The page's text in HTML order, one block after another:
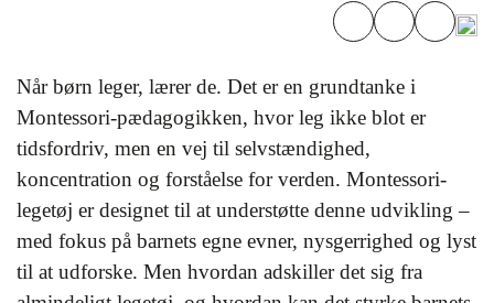
Når børn leger, lærer de. Det er en grundtanke i
Montessori-pædagogikken, hvor leg ikke blot er
tidsfordriv, men en vej til selvstændighed,
koncentration og forståelse for verden. Montessori-
legetøj er designet til at understøtte denne udvikling –
med fokus på barnets egne evner, nysgerrighed og lyst
til at udforske. Men hvordan adskiller det sig fra